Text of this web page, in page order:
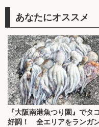
あなたにオススメ
『大阪南港魚つり園』でタ
好調！ 全エリアをランガ